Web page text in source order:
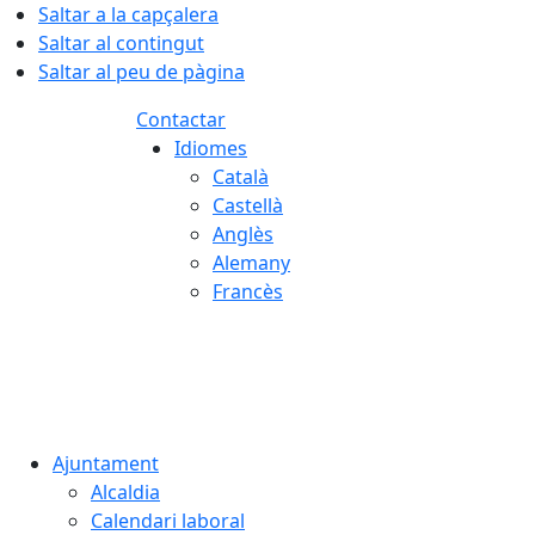
Saltar a la capçalera
Saltar al contingut
Saltar al peu de pàgina
Contactar
Idiomes
Català
Castellà
Anglès
Alemany
Francès
Ajuntament
Alcaldia
Calendari laboral